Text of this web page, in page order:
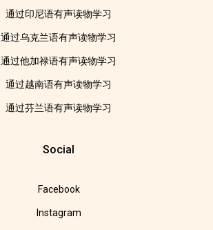
通过印尼语有声读物学习
通过乌克兰语有声读物学习
通过他加禄语有声读物学习
通过越南语有声读物学习
通过芬兰语有声读物学习
Social
Facebook
Instagram